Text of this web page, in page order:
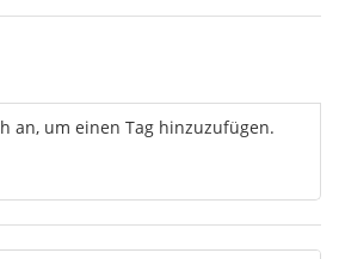
an, um einen Tag hinzuzufügen.